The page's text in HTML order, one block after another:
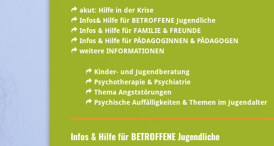
akut: Hilfe in der Krise
Infos& Hilfe für BETROFFENE Jugendliche
Infos & Hilfe für FAMILIE & FREUNDE
Infos & Hilfe für PÄDAGOGINNEN & PÄDAGOGEN
weitere INFORMATIONEN
Kinder- und Jugendberatung
Psychotherapie & Psychiatrie
Thema Angststörungen
Psychische Auffälligkeiten & Themen im Jugendalter
Infos & Hilfe für BETROFFENE Jugendliche